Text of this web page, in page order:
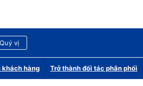
vị
khách hàng Trở thành đối tác phân phối